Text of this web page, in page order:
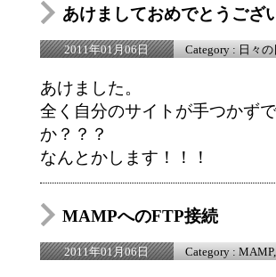
あけましておめでとうござ
2011年01月06日 Category : 日々
あけました。
全く自分のサイトが手つかず
か？？？
なんとかします！！！
MAMPへのFTP接続
2011年01月06日 Category : MAMP,